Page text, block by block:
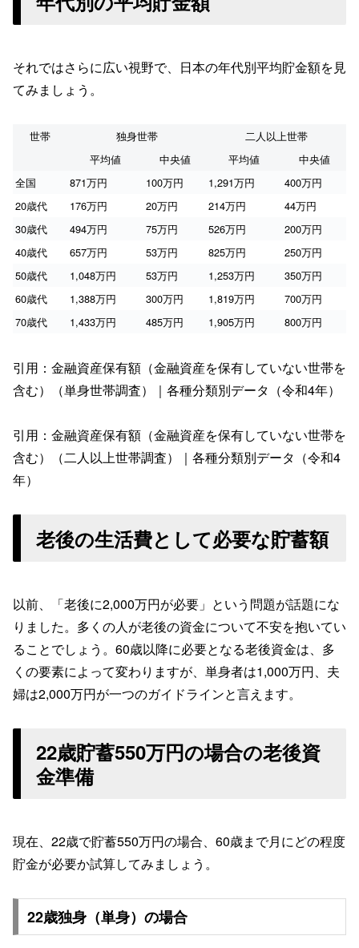
それではさらに広い視野で、日本の年代別平均貯金額を見
てみましょう。
世帯 独身世帯
二人以上世帯
平均値
中央値 平均値
中央値
全国
871万円 100万円 1,291万円
400万円
20歳代
176万円 20万円 214万円
44万円
30歳代
494万円 75万円 526万円
200万円
40歳代
657万円 53万円 825万円
250万円
50歳代
1,048万円 53万円 1,253万円
350万円
60歳代
1,388万円 300万円 1,819万円
700万円
70歳代
1,433万円 485万円 1,905万円 800万円
引用：金融資産保有額（金融資産を保有していない世帯を
含む）（単身世帯調査）｜各種分類別データ（令和4年）
引用：金融資産保有額（金融資産を保有していない世帯を
含む）（二人以上世帯調査）｜各種分類別データ（令和4
年）
老後の生活費として必要な貯蓄額
以前、「老後に2,000万円が必要」という問題が話題にな
りました。多くの人が老後の資金について不安を抱いてい
ることでしょう。60歳以降に必要となる老後資金は、多
くの要素によって変わりますが、単身者は1,000万円、夫
婦は2,000万円が一つのガイドラインと言えます。
22歳貯蓄550万円の場合の老後資
金準備
現在、22歳で貯蓄550万円の場合、60歳まで月にどの程度
貯金が必要か試算してみましょう。
22歳独身（単身）の場合